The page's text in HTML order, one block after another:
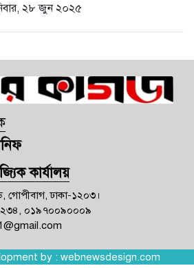
২৮ জুন ২০২৫
কার্যালয়
ঢাকা-১২০৩।
০১৯৭০০৯০০০৯
by : webnewsdesign.com